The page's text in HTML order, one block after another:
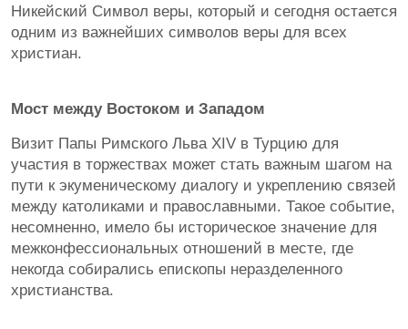
Никейский Символ веры, который и сегодня остается
одним из важнейших символов веры для всех
христиан.
Мост между Востоком и Западом
Визит Папы Римского Льва XIV в Турцию для
участия в торжествах может стать важным шагом на
пути к экуменическому диалогу и укреплению связей
между католиками и православными. Такое событие,
несомненно, имело бы историческое значение для
межконфессиональных отношений в месте, где
некогда собирались епископы неразделенного
христианства.